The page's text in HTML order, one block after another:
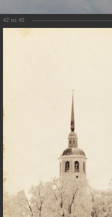
Экскурсия
Главная
42 из 45